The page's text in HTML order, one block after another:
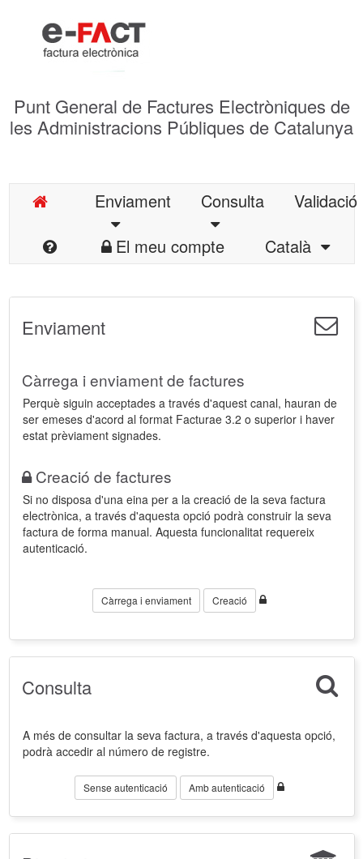
Punt General de Factures Electròniques de
les Administracions Públiques de Catalunya
Enviament Consulta
Validació
El meu compte
Català
Enviament
Càrrega i enviament de factures
Perquè siguin acceptades a través d'aquest canal, hauran de
ser emeses d'acord al format Facturae 3.2 o superior i haver
estat prèviament signades.
Creació de factures
Si no disposa d'una eina per a la creació de la seva factura
electrònica, a través d'aquesta opció podrà construir la seva
factura de forma manual. Aquesta funcionalitat requereix
autenticació.
Càrrega i enviament Creació
Consulta
A més de consultar la seva factura, a través d'aquesta opció,
podrà accedir al número de registre.
Sense autenticació Amb autenticació